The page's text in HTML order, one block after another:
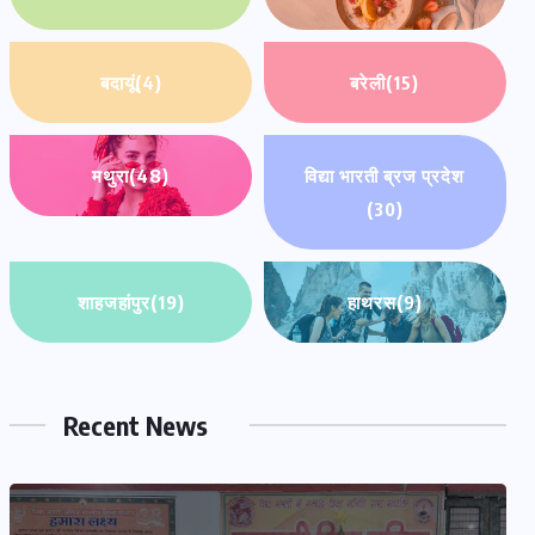
बदायूं(4) बरेली(15)
मथुरा(48)
विद्या भारती ब्रज प्रदेश
(30)
शाहजहांपुर(19) हाथरस(9)
Recent News